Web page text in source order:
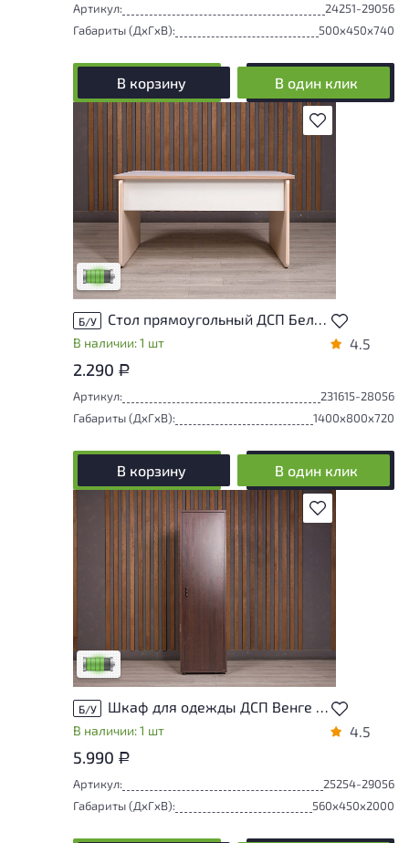
Артикул:
24251-29056
Габариты (ДxГxВ):
500x450x740
В корзину В один клик
В избранное
У товара присутствуют незначительные
следы эксплуатации, не влияющие на
удобство его использования
Низкая степень износа
Б/У Стол прямоугольный ДСП Белый Россия
В наличии: 1 шт 4.5
2.290 Р
Артикул:
231615-28056
Габариты (ДxГxВ):
1400x800x720
В корзину В один клик
В избранное
У товара присутствуют незначительные
следы эксплуатации, не влияющие на
удобство его использования
Низкая степень износа
Б/У Шкаф для одежды ДСП Венге Россия
В наличии: 1 шт 4.5
5.990 Р
Артикул:
25254-29056
Габариты (ДxГxВ):
560x450x2000